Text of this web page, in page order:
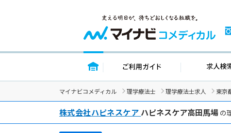
トップページ ご利用ガイド
マイナビコメディカル 理学療法士 理学療法士求人 東京
株式会社ハピネスケア ハピネスケア高田馬場 の